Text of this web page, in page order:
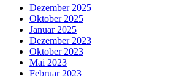
Dezember 2025
Oktober 2025
Januar 2025
Dezember 2023
Oktober 2023
Mai 2023
Februar 2023